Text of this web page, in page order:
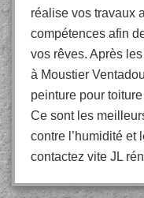
réalise vos travaux
compétences afin
vos rêves. Après
à Moustier
peinture pour
Ce sont les
contre l’humidité et
contactez vite JL